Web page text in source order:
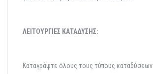
ΛΕΙΤΟΥΡΓΙΕΣ ΚΑΤΑΔΥΣΗΣ:
Καταγράψτε όλους τους τύπους καταδύσεων